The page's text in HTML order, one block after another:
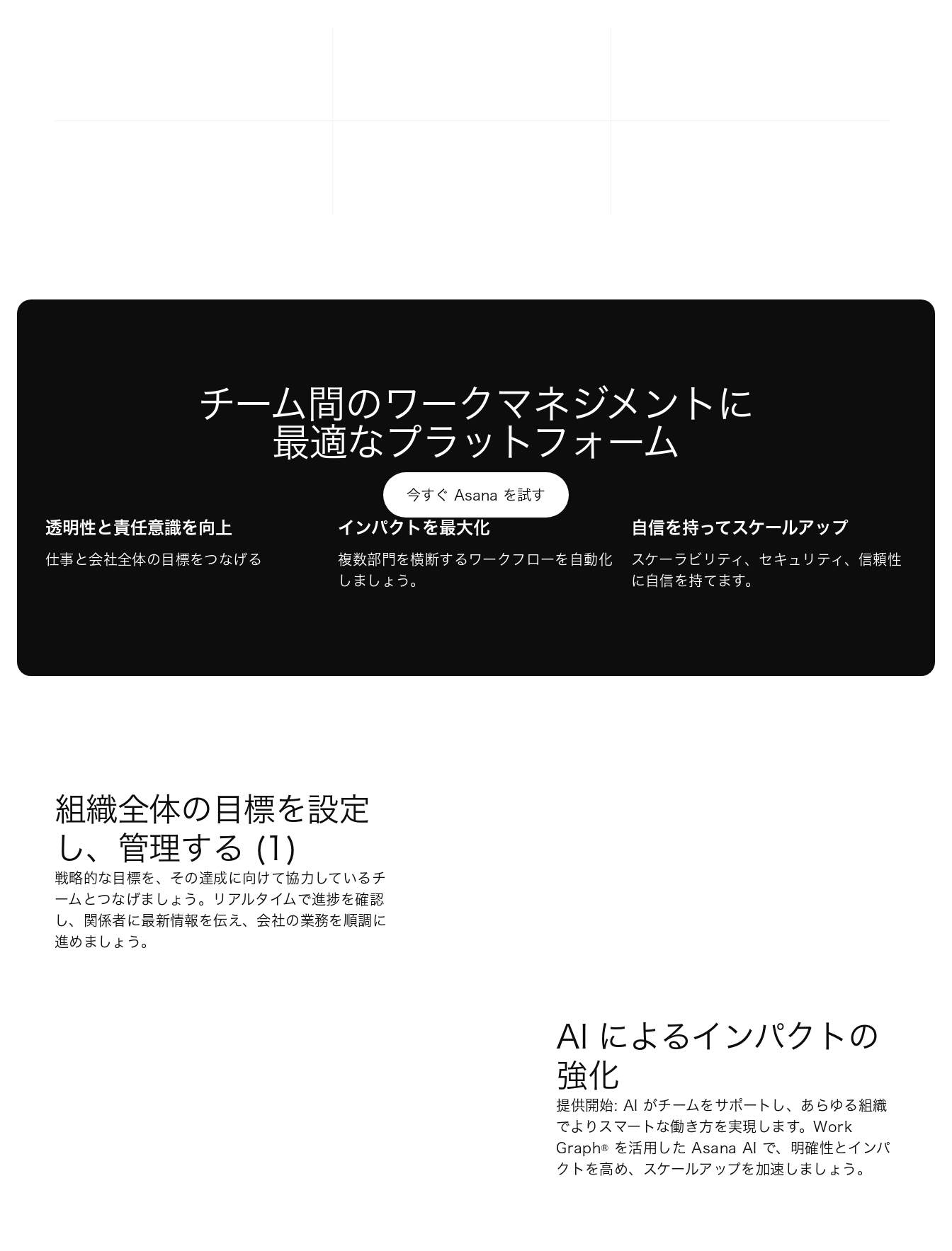
チーム間のワークマネジメントに
最適なプラットフォーム
今すぐ Asana を試す
透明性と責任意識を向上
仕事と会社全体の目標をつなげる
インパクトを最大化
複数部門を横断するワークフローを自動化
しましょう。
自信を持ってスケールアップ
スケーラビリティ、セキュリティ、信頼性
に自信を持てます。
組織全体の目標を設定
し、管理する (1)
戦略的な目標を、その達成に向けて協力しているチ
ームとつなげましょう。リアルタイムで進捗を確認
し、関係者に最新情報を伝え、会社の業務を順調に
進めましょう。
AI によるインパクトの
強化
提供開始: AI がチームをサポートし、あらゆる組織
でよりスマートな働き方を実現します。Work
Graph® を活用した Asana AI で、明確性とインパ
クトを高め、スケールアップを加速しましょう。